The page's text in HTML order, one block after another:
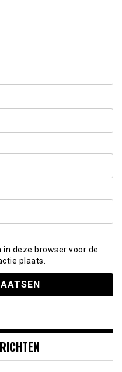
in deze browser voor de
plaats.